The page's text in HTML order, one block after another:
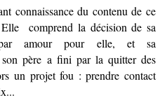
connaissance du contenu de ce
Elle comprend la décision de sa
amour pour elle, et sa
père a fini par la quitter des
un projet fou : prendre contact